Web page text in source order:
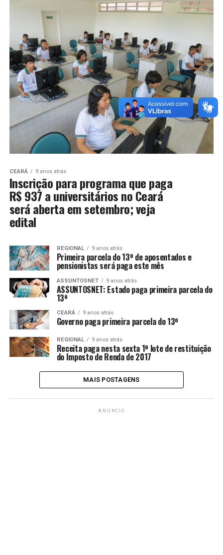
CEARÁ 9 anos atrás
Inscrição para programa que paga
R$ 937 a universitários no Ceará
será aberta em setembro; veja
edital
REGIONAL 9 anos atrás
Primeira parcela do 13º de aposentados e
pensionistas será paga este mês
ASSUNTOSNET 9 anos atrás
ASSUNTOSNET: Estado paga primeira parcela do
13º
CEARÁ 9 anos atrás
Governo paga primeira parcela do 13º
REGIONAL 9 anos atrás
Receita paga nesta sexta 1º lote de restituição
do Imposto de Renda de 2017
MAIS POSTAGENS
ANÚNCIO